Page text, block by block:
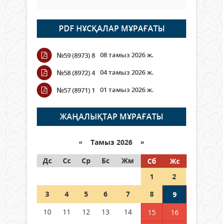
Open Air: Қызылорда облысы
полиция департаменті 20
мыңнан астам көрерменнің
қауіпсіздігін қамтамасыз етті
06 тамыз 2026 ж.
Wi-Fi ҚАБЫРҒА АРҚЫЛЫ ҚАЛАЙ
ӨТЕДІ?
06 тамыз 2026 ж. 274
граждане Казахстана,
05 тамыз 2026 ж. 155
Шетелде жүрген Қазақстан
азаматтары қалай дауыс бере
PDF НҰСҚАЛАР МҰРАҒАТЫ
№59 (8973) 8 08 тамыз 2026 ж.
№58 (8972) 4 04 тамыз 2026 ж.
№57 (8971) 1
01 тамыз 2026 ж.
ЖАҢАЛЫҚТАР МҰРАҒАТЫ
« Тамыз 2026 »
Дс
Сс Ср Бс Жм Сб
Жс
1
2
3
4 5 6 7 8
9
10
11 12 13 14 15
16